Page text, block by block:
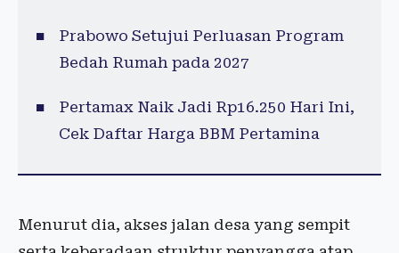
Prabowo Setujui Perluasan Program
Bedah Rumah pada 2027
Pertamax Naik Jadi Rp16.250 Hari Ini,
Cek Daftar Harga BBM Pertamina
Menurut dia, akses jalan desa yang sempit